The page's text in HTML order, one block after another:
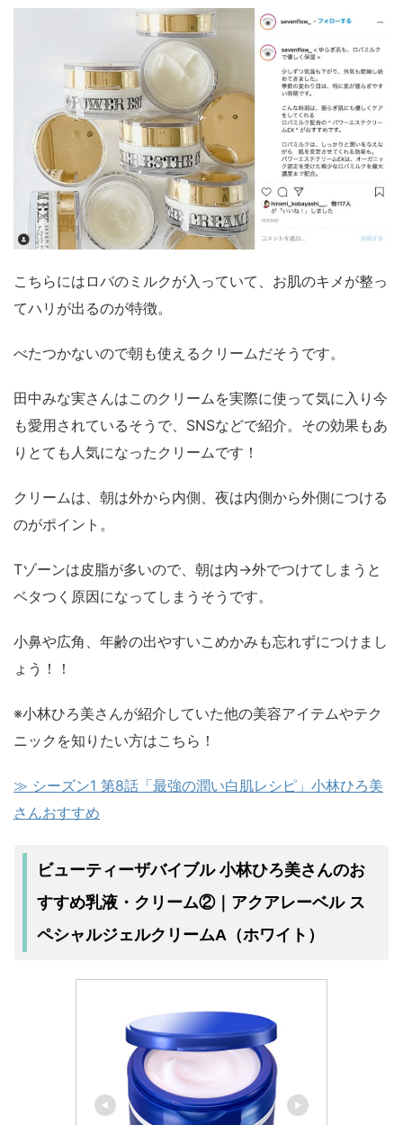
こちらにはロバのミルクが入っていて、お肌のキメが整っ
てハリが出るのが特徴。
べたつかないので朝も使えるクリームだそうです。
田中みな実さんはこのクリームを実際に使って気に入り今
も愛用されているそうで、SNSなどで紹介。その効果もあ
りとても人気になったクリームです！
クリームは、朝は外から内側、夜は内側から外側につける
のがポイント。
Tゾーンは皮脂が多いので、朝は内→外でつけてしまうと
ベタつく原因になってしまうそうです。
小鼻や広角、年齢の出やすいこめかみも忘れずにつけまし
ょう！！
※小林ひろ美さんが紹介していた他の美容アイテムやテク
ニックを知りたい方はこちら！
≫ シーズン1 第8話「最強の潤い白肌レシピ」小林ひろ美
さんおすすめ
ビューティーザバイブル 小林ひろ美さんのお
すすめ乳液・クリーム②｜アクアレーベル ス
ペシャルジェルクリームA（ホワイト）